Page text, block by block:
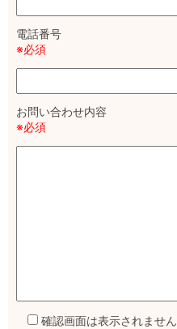
電話番号
※必須
お問い合わせ内容
※必須
確認画面は表示されませ